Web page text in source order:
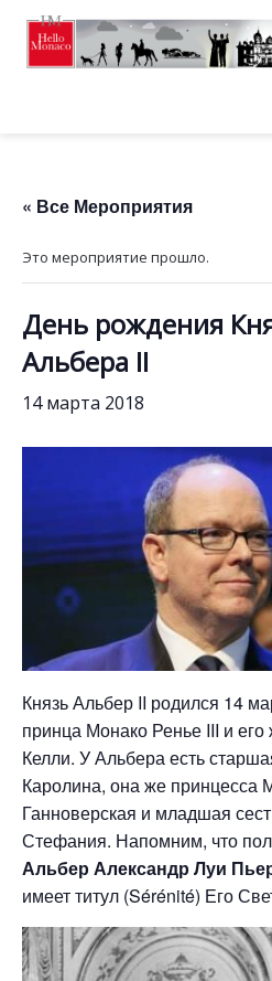
« Все Мероприятия
Это мероприятие прошло.
День рождения
Альбера II
14 марта 2018
Князь Альбер II родился 14
принца Монако Ренье III и
Келли. У Альбера есть
Каролина, она же принцесса
Ганноверская и младшая
Стефания. Напомним, что
Альбер Александр Луи
имеет титул (Sérénité) Его